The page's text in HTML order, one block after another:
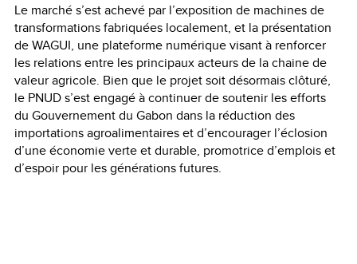
Le marché s’est achevé par l’exposition de machines de
transformations fabriquées localement, et la présentation
de WAGUI, une plateforme numérique visant à renforcer
les relations entre les principaux acteurs de la chaine de
valeur agricole. Bien que le projet soit désormais clôturé,
le PNUD s’est engagé à continuer de soutenir les efforts
du Gouvernement du Gabon dans la réduction des
importations agroalimentaires et d’encourager l’éclosion
d’une économie verte et durable, promotrice d’emplois et
d’espoir pour les générations futures.